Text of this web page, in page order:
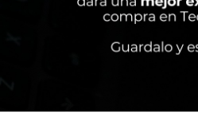
MEDIA TIN CORTO NIÑO
CHICO X5 BLANCO LOGO
SURTIDO 14-17.5 CM